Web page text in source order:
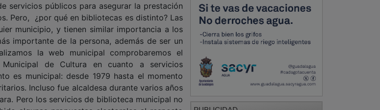
servicios públicos para asegurar la prestación
Pero, ¿por qué en bibliotecas es distinto? Las
municipio, y tienen similar importancia a los
importante de la persona, además de ser un
la web municipal comprobaremos el
de Cultura en cuanto a servicios
es municipal: desde 1979 hasta el momento
Incluso fue alcaldesa durante varios años
Pero los servicios de biblioteca municipal no